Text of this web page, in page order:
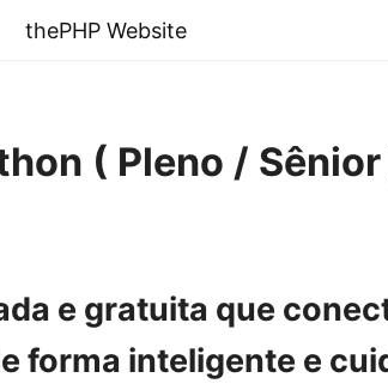
thePHP Website
( Pleno / Sênior
e gratuita que
forma inteligente e